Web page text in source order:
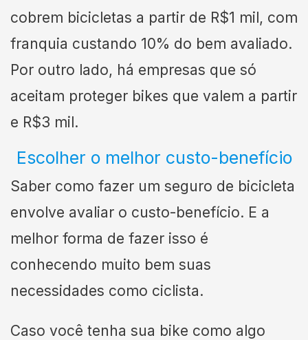
cobrem bicicletas a partir de R$1 mil, com
franquia custando 10% do bem avaliado.
Por outro lado, há empresas que só
aceitam proteger bikes que valem a partir
e R$3 mil.
Escolher o melhor custo-benefício
Saber como fazer um seguro de bicicleta
envolve avaliar o custo-benefício. E a
melhor forma de fazer isso é
conhecendo muito bem suas
necessidades como ciclista.
Caso você tenha sua bike como algo